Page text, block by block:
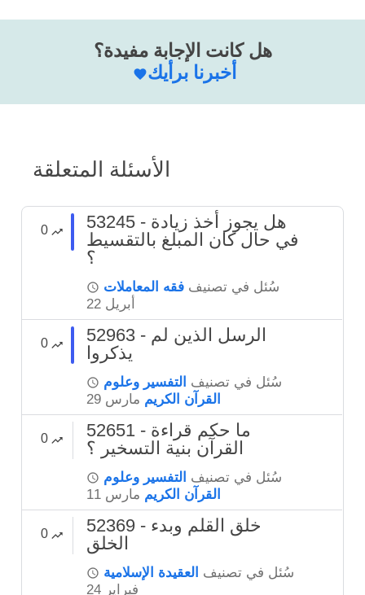
هل كانت الإجابة مفيدة؟
أخبرنا برأيك
الأسئلة المتعلقة
0
53245 - هل يجوز أخذ زيادة
في حال كان المبلغ بالتقسيط
؟
سُئل في تصنيف فقه المعاملات
أبريل 22
0
52963 - الرسل الذين لم
يذكروا
سُئل في تصنيف التفسير وعلوم
القرآن الكريم مارس 29
0
52651 - ما حكم قراءة
القرآن بنية التسخير ؟
سُئل في تصنيف التفسير وعلوم
القرآن الكريم مارس 11
0
52369 - خلق القلم وبدء
الخلق
سُئل في تصنيف العقيدة الإسلامية
فبراير 24